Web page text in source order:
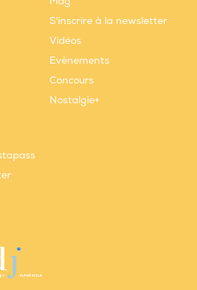
S'inscrire à la newsletter
Vidéos
Evènements
Concours
Nostalgie+